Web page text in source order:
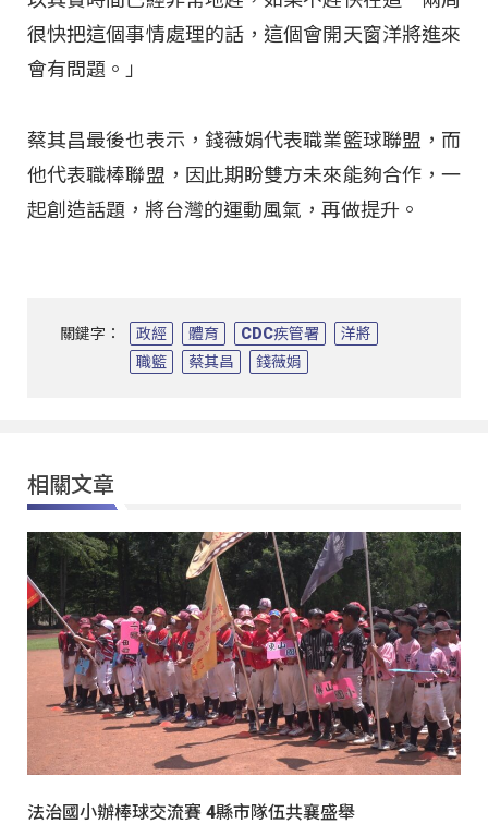
很快把這個事情處理的話，這個會開天窗洋將進來
會有問題。」
蔡其昌最後也表示，錢薇娟代表職業籃球聯盟，而
他代表職棒聯盟，因此期盼雙方未來能夠合作，一
起創造話題，將台灣的運動風氣，再做提升。
關鍵字： 政經 體育 CDC疾管署
洋將
職籃
蔡其昌 錢薇娟
相關文章
法治國小辦棒球交流賽 4縣市隊伍共襄盛舉